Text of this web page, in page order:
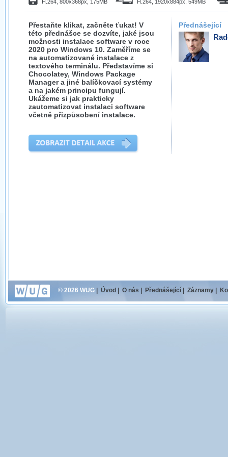
H.264, 800x368px, 175MB H.264, 1920x884px, 549MB
Přestaňte klikat, začněte ťukat! V
této přednášce se dozvíte, jaké jsou
možnosti instalace software v roce
2020 pro Windows 10. Zaměříme se
na automatizované instalace z
textového terminálu. Představíme si
Chocolatey, Windows Package
Manager a jiné balíčkovací systémy
a na jakém principu fungují.
Ukážeme si jak prakticky
zautomatizovat instalaci software
včetně přizpůsobení instalace.
Přednášející
© 2026 WUG Úvod O nás Přednášející Záznamy